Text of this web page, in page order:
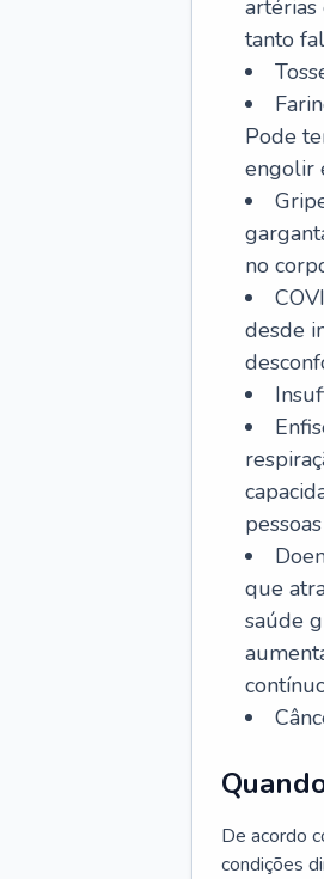
tanto
Pode
engolir
no
desde
que
saúde
De acordo
condições